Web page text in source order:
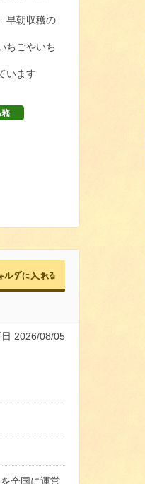
早朝収穫の
ちごやいち
います
2026/08/05
全国に運営